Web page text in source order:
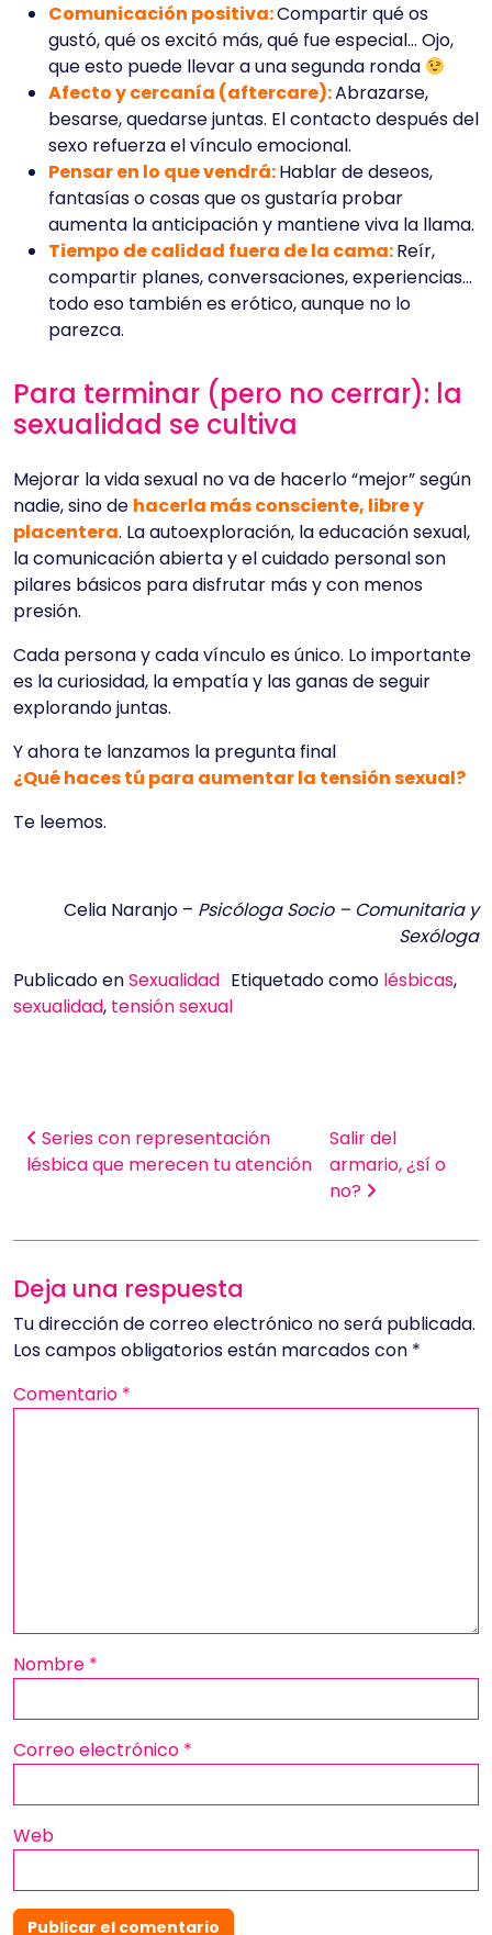
Comunicación positiva:Compartir qué os
gustó, qué os excitó más, qué fue especial… Ojo,
que esto puede llevar a una segunda ronda
Afecto y cercanía (aftercare):Abrazarse,
besarse, quedarse juntas. El contacto después del
sexo refuerza el vínculo emocional.
Pensar en lo que vendrá:Hablar de deseos,
fantasías o cosas que os gustaría probar
aumenta la anticipación y mantiene viva la llama.
Tiempo de calidad fuera de la cama:Reír,
compartir planes, conversaciones, experiencias…
todo eso también es erótico, aunque no lo
parezca.
Para terminar (pero no cerrar): la
sexualidad se cultiva
Mejorar la vida sexual no va de hacerlo “mejor” según
nadie, sino de hacerla más consciente, libre y
placentera. La autoexploración, la educación sexual,
la comunicación abierta y el cuidado personal son
pilares básicos para disfrutar más y con menos
presión.
Cada persona y cada vínculo es único. Lo importante
es la curiosidad, la empatía y las ganas de seguir
explorando juntas.
Y ahora te lanzamos la pregunta final
¿Qué haces tú para aumentar la tensión sexual?
Te leemos.
Celia Naranjo – Psicóloga Socio – Comunitaria y
Sexóloga
Publicado enSexualidad Etiquetado como lésbicas,
sexualidad, tensión sexual
Navegación de entradas
Series con representación
lésbica que merecen tu atención
Salir del
armario, ¿sí o
no?
Deja una respuesta
Tu dirección de correo electrónico no será publicada.
Los campos obligatorios están marcados con *
Comentario *
Nombre *
Correo electrónico *
Web